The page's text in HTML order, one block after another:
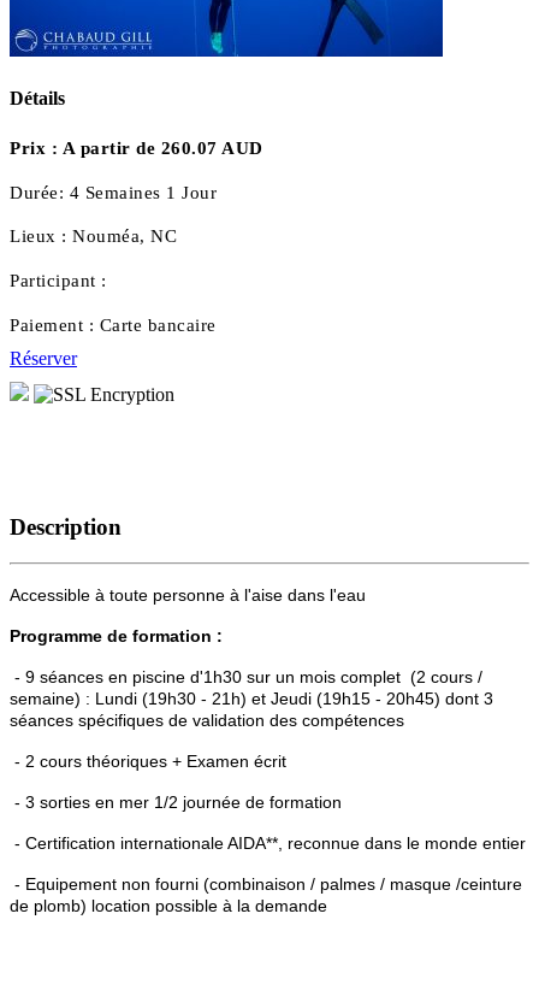
Détails
Prix : A partir de 260.07 AUD
Durée: 4 Semaines 1 Jour
Lieux : Nouméa, NC
Participant :
Paiement : Carte bancaire
Réserver
Description
Accessible à toute personne à l'aise dans l'eau
Programme de formation :
- 9 séances en piscine d'1h30 sur un mois complet (2 cours /
semaine) : Lundi (19h30 - 21h) et Jeudi (19h15 - 20h45) dont 3
séances spécifiques de validation des compétences
- 2 cours théoriques + Examen écrit
- 3 sorties en mer 1/2 journée de formation
- Certification internationale AIDA**, reconnue dans le monde entier
- Equipement non fourni (combinaison / palmes / masque /ceinture
de plomb) location possible à la demande